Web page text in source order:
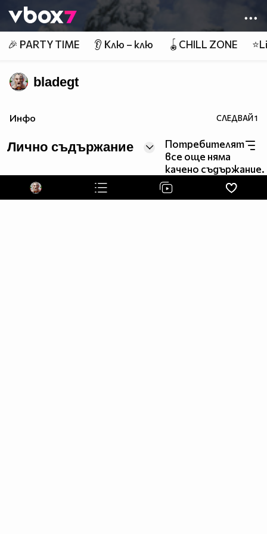
👾
🎉 PARTY TIME 👂 Клю – клю 🪀CHILL ZONE
bladegt
Инфо СЛЕДВАЙ1
Лично съдържание
Потребителят
все още няма
качено съдържание.